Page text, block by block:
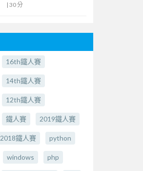
| 30 分
16th鐵人賽
14th鐵人賽
12th鐵人賽
鐵人賽 2019鐵人賽
2018鐵人賽 python
windows php